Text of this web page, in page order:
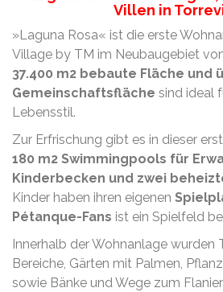
Villen in
»Laguna Rosa« ist die erste
Village by TM im Neubaugebiet
37.400 m2 bebaute Fläche und
Gemeinschaftsfläche sind ideal
Lebensstil.
Zur Erfrischung gibt es in dieser
180 m2 Swimmingpools für
Kinderbecken und zwei
Kinder haben ihren eigenen
Pétanque-Fans ist ein Spielfeld
Innerhalb der Wohnanlage wurden
Bereiche, Gärten mit Palmen,
sowie Bänke und Wege zum